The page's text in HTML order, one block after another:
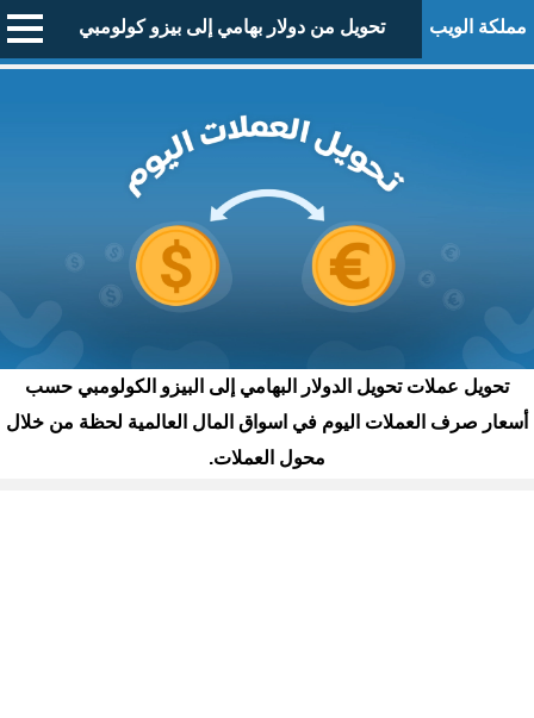
مملكة الويب تحويل من دولار بهامي إلى بيزو كولومبي
تحويل عملات تحويل الدولار البهامي إلى البيزو الكولومبي حسب
أسعار صرف العملات اليوم في اسواق المال العالمية لحظة من خلال
محول العملات.